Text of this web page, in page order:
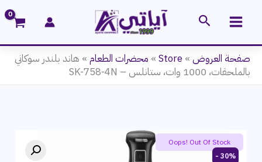
البحث
صفحة العروض »
Store
» محضرات الطعام » هاند بلندر سوكاني
بالملحقات، 1000 وات، ستانلس – SK-758-4N
Oops! Out Of Stock
30% -